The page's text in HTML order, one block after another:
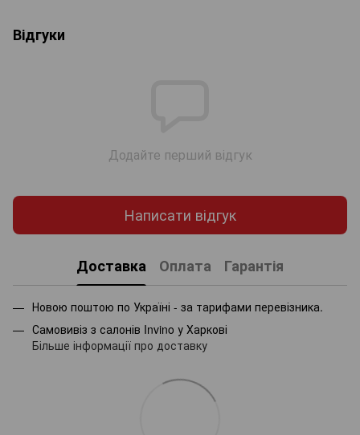
Відгуки
Додайте перший відгук
Написати відгук
Доставка Оплата Гарантія
Новою поштою по Україні - за тарифами перевізника.
Самовивіз з салонів Invino у Харкові
Більше інформації про доставку